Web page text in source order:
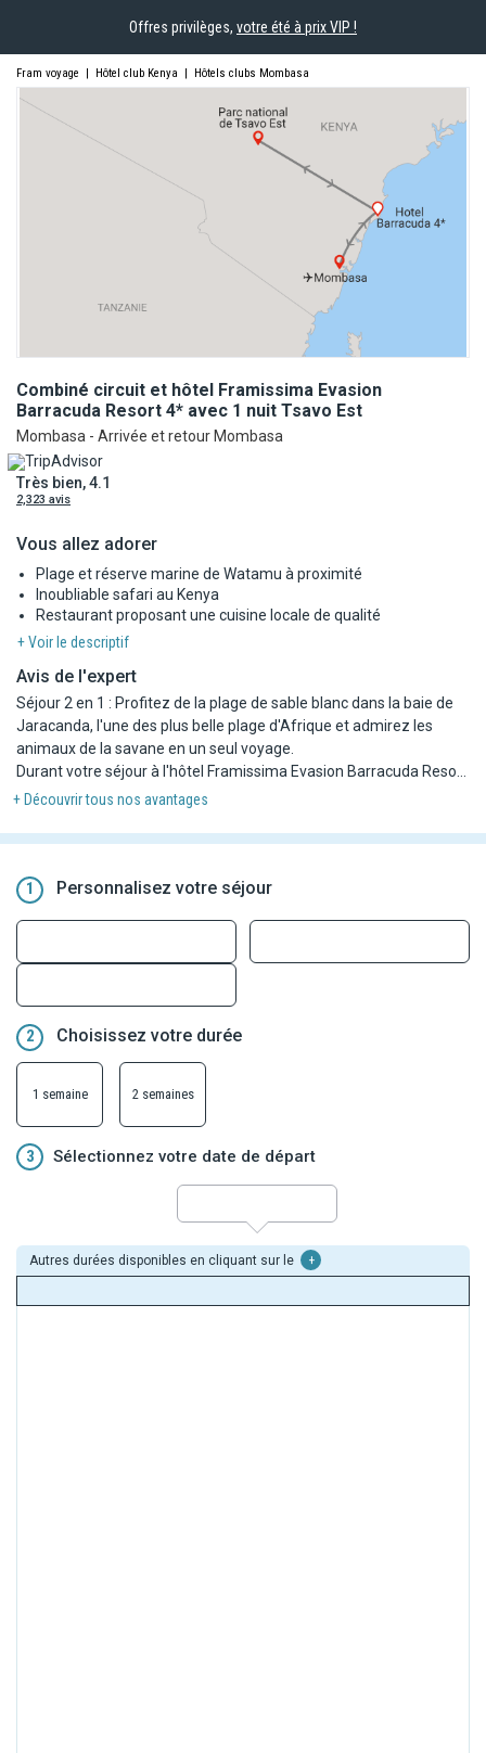
Offres privilèges, votre été à prix VIP !
Fram voyage | Hôtel club Kenya | Hôtels clubs Mombasa
Combiné circuit et hôtel Framissima Evasion
Barracuda Resort 4* avec 1 nuit Tsavo Est
Mombasa - Arrivée et retour Mombasa
Très bien, 4.1
2,323 avis
Vous allez adorer
Plage et réserve marine de Watamu à proximité
Inoubliable safari au Kenya
Restaurant proposant une cuisine locale de qualité
+ Voir le descriptif
Avis de l'expert
Séjour 2 en 1 : Profitez de la plage de sable blanc dans la baie de
Jaracanda, l'une des plus belle plage d'Afrique et admirez les
animaux de la savane en un seul voyage.
Durant votre séjour à l'hôtel Framissima Evasion Barracuda Resort
4*, profitez d'un moment de détente à la piscine ou la plage sous
parsemée de marécages où vous pourrez observer les plus beaux
animaux de la savane tel que les zèbres, les lions, les gnous, les
girafes et les guépards.
+ Découvrir tous nos avantages
1 Personnalisez votre séjour
2 Choisissez votre durée
1 semaine 2 semaines
3 Sélectionnez votre date de départ
Autres durées disponibles en cliquant sur le +